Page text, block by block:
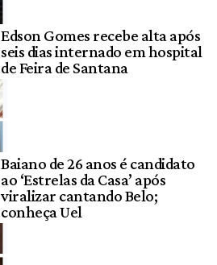
Edson Gomes recebe alta após
seis dias internado em hospital
de Feira de Santana
Baiano de 26 anos é candidato
ao ‘Estrelas da Casa’ após
viralizar cantando Belo;
conheça Uel